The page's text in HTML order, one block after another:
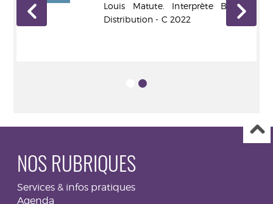
Louis Matute. Interprète Bigwax
Distribution - C 2022
NOS RUBRIQUES
Services & infos pratiques
Agenda